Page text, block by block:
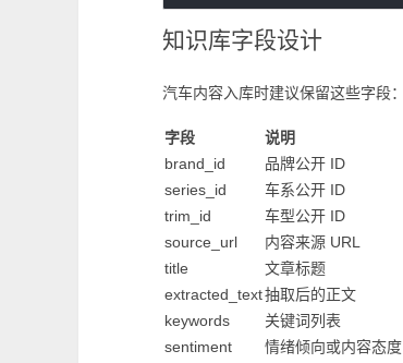
知识库字段设计
汽车内容入库时建议保留这些字段：
字段
说明
brand_id
品牌公开 ID
series_id
车系公开 ID
trim_id
车型公开 ID
source_url
内容来源 URL
title
文章标题
extracted_text抽取后的正文
keywords
关键词列表
sentiment
情绪倾向或内容态度